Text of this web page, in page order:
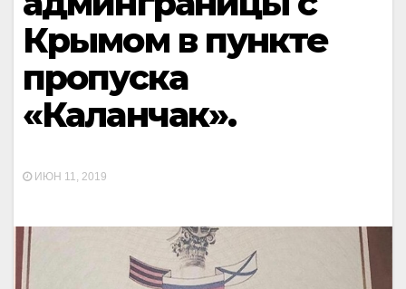
Крымом в пункте
пропуска
«Каланчак».
ИЮН 11, 2019